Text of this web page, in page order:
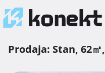
Prodaja: Stan, 62㎡,